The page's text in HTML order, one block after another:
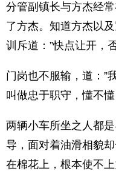
分管副镇长与方杰经
了方杰。知道方杰以
训斥道：”快点让开，
门岗也不服输，道：”
叫做忠于职守，懂不懂
两辆小车所坐之人都
导，面对着油滑相貌
在棉花上，根本使不上